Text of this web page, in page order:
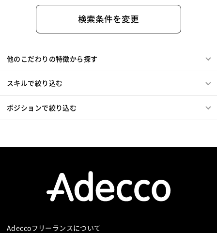
検索条件を変更
他のこだわりの特徴から探す
スキルで絞り込む
ポジションで絞り込む
Adeccoフリーランスについて